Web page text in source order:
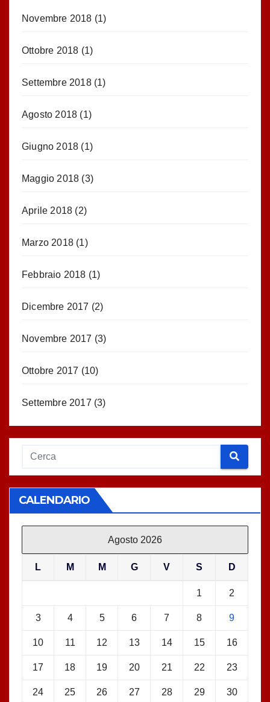
Novembre 2018 (1)
Ottobre 2018 (1)
Settembre 2018(1)
Agosto 2018 (1)
Giugno 2018 (1)
Maggio 2018 (3)
Aprile 2018 (2)
Marzo 2018 (1)
Febbraio 2018 (1)
Dicembre 2017 (2)
Novembre 2017 (3)
Ottobre 2017 (10)
Settembre 2017 (3)
CALENDARIO
Agosto 2026
L M M G V S D
1 2
3 4 5 6 7 8 9
10 11 12 13 14 15 16
17 18 19 20 21 22 23
24 25 26 27 28 29 30